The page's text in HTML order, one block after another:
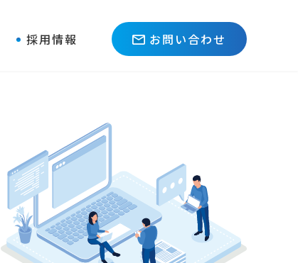
採用情報 お問い合わせ